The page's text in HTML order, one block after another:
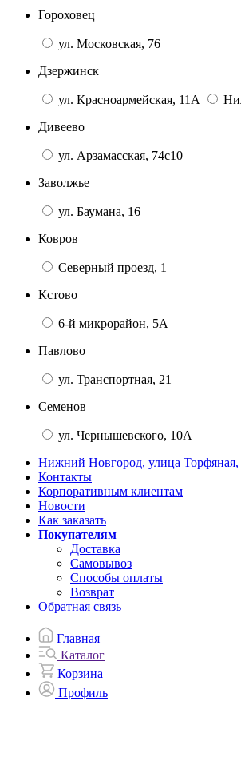
Гороховец
ул. Московская, 76
Дзержинск
ул. Красноармейская, 11А
Дивеево
ул. Арзамасская, 74с10
Заволжье
ул. Баумана, 16
Ковров
Северный проезд, 1
Кстово
6-й микрорайон, 5А
Павлово
ул. Транспортная, 21
Семенов
ул. Чернышевского, 10А
Нижний Новгород, улица
Контакты
Корпоративным клиентам
Новости
Как заказать
Покупателям
Доставка
Самовывоз
Способы оплаты
Возврат
Обратная связь
Главная
Каталог
Корзина
Профиль